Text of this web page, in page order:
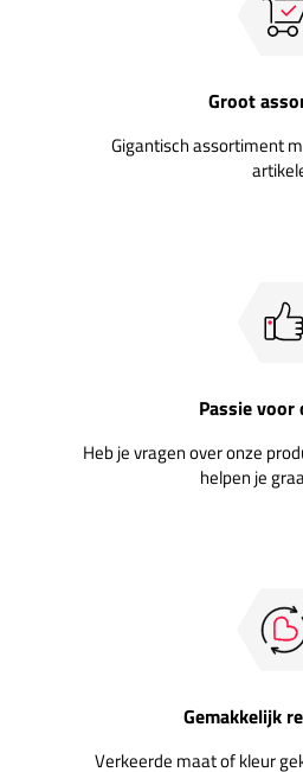
Groot
Gigantisch assortiment
Passie
Heb je vragen over onze
helpen je
Gemakkelijk
Verkeerde maat of kleur